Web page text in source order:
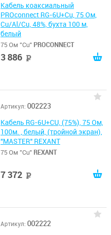
Кабель коаксиальный
PROconnect RG-6U+Cu, 75 Ом,
Cu/Al/Cu, 48%, бухта 100 м,
белый
75 Ом "Cu" PROCONNECT
3 886
Артикул: 002223
Кабель RG-6U+CU, (75%), 75 Ом,
100м. , белый, (тройной экран),
"MASTER" REXANT
75 Ом "Cu" REXANT
7 372
Артикул: 002222